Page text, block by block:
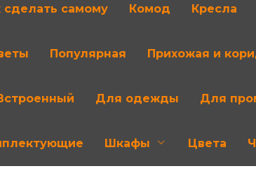
сделать самому Комод Кресла
Популярная Прихожая и
Для одежды Для
Шкафы Цвета